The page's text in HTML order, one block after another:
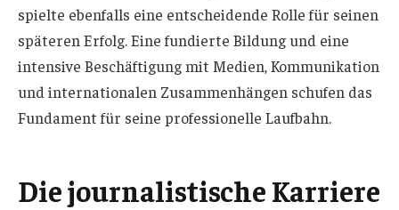
spielte ebenfalls eine entscheidende Rolle für seinen
späteren Erfolg. Eine fundierte Bildung und eine
intensive Beschäftigung mit Medien, Kommunikation
und internationalen Zusammenhängen schufen das
Fundament für seine professionelle Laufbahn.
Die journalistische Karriere